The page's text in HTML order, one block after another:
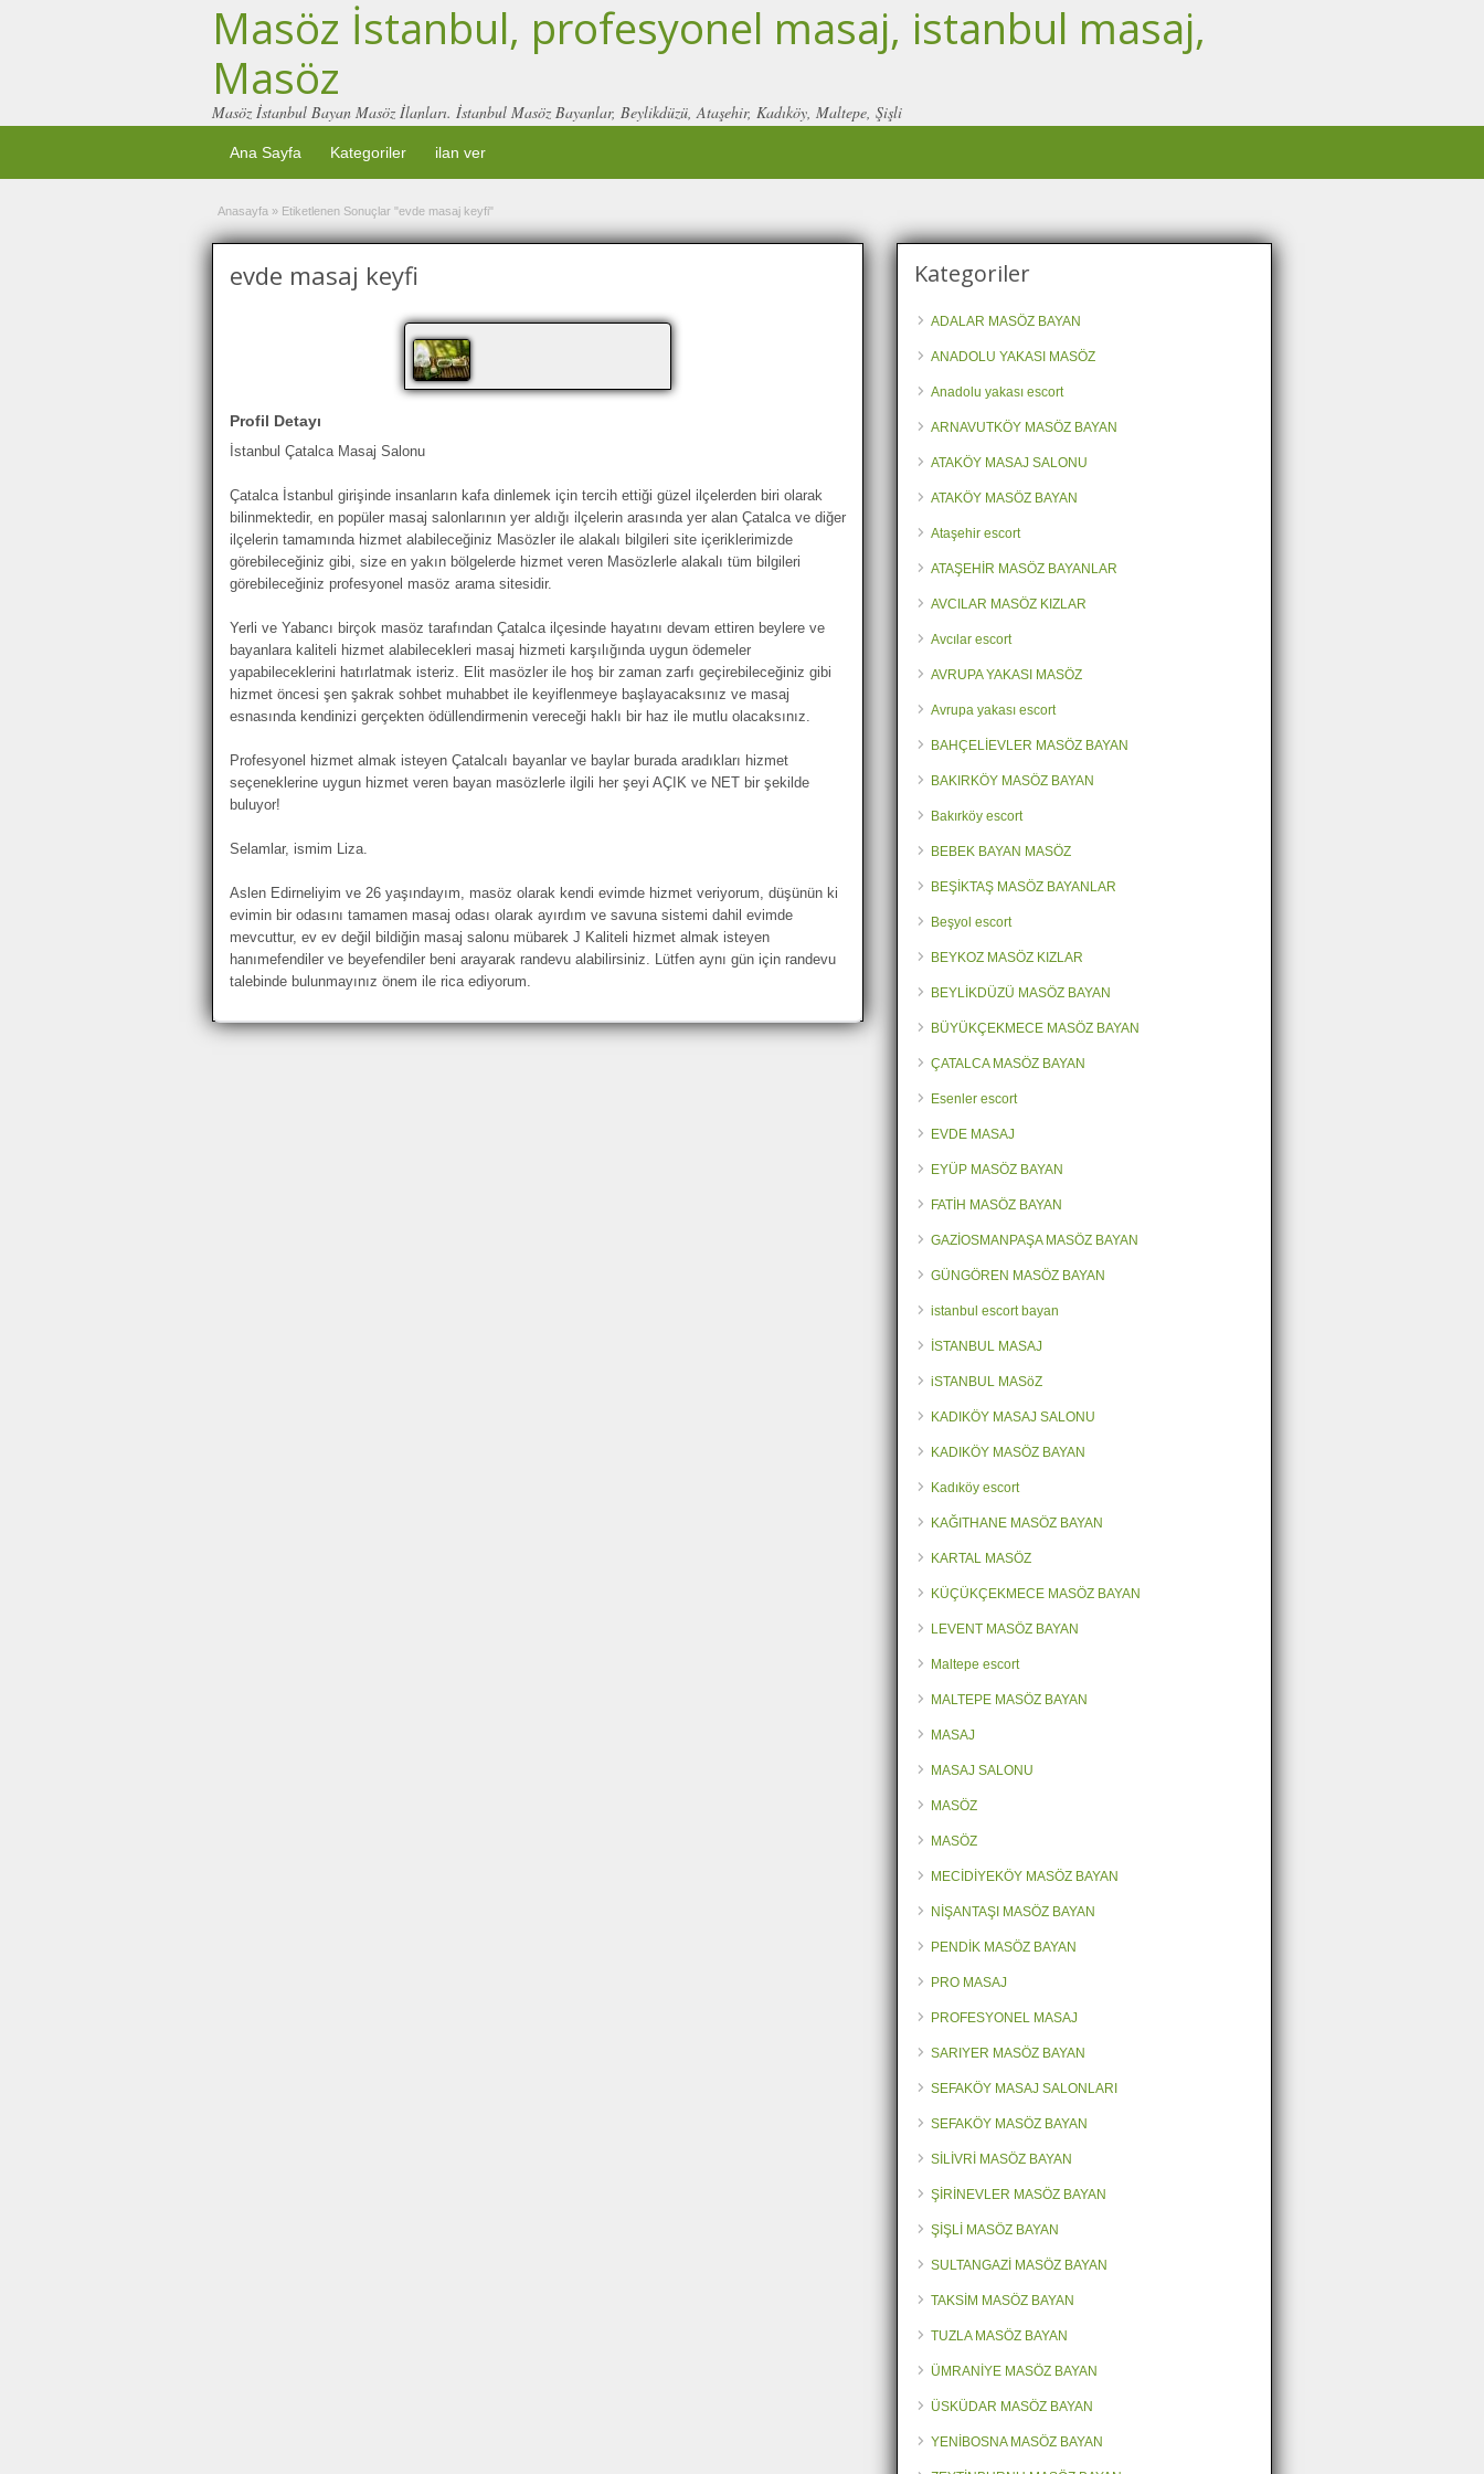
Masöz İstanbul, profesyonel masaj, istanbul masaj,
Masöz
Masöz İstanbul Bayan Masöz İlanları. İstanbul Masöz Bayanlar, Beylikdüzü, Ataşehir, Kadıköy, Maltepe, Şişli
Ana Sayfa Kategoriler ilan ver
Anasayfa » Etiketlenen Sonuçlar "evde masaj keyfi"
evde masaj keyfi
Profil Detayı
İstanbul Çatalca Masaj Salonu
Çatalca İstanbul girişinde insanların kafa dinlemek için tercih ettiği güzel ilçelerden biri olarak
bilinmektedir, en popüler masaj salonlarının yer aldığı ilçelerin arasında yer alan Çatalca ve diğer
ilçelerin tamamında hizmet alabileceğiniz Masözler ile alakalı bilgileri site içeriklerimizde
görebileceğiniz gibi, size en yakın bölgelerde hizmet veren Masözlerle alakalı tüm bilgileri
görebileceğiniz profesyonel masöz arama sitesidir.
Yerli ve Yabancı birçok masöz tarafından Çatalca ilçesinde hayatını devam ettiren beylere ve
bayanlara kaliteli hizmet alabilecekleri masaj hizmeti karşılığında uygun ödemeler
yapabileceklerini hatırlatmak isteriz. Elit masözler ile hoş bir zaman zarfı geçirebileceğiniz gibi
hizmet öncesi şen şakrak sohbet muhabbet ile keyiflenmeye başlayacaksınız ve masaj
esnasında kendinizi gerçekten ödüllendirmenin vereceği haklı bir haz ile mutlu olacaksınız.
Profesyonel hizmet almak isteyen Çatalcalı bayanlar ve baylar burada aradıkları hizmet
seçeneklerine uygun hizmet veren bayan masözlerle ilgili her şeyi AÇIK ve NET bir şekilde
buluyor!
Selamlar, ismim Liza.
Aslen Edirneliyim ve 26 yaşındayım, masöz olarak kendi evimde hizmet veriyorum, düşünün ki
evimin bir odasını tamamen masaj odası olarak ayırdım ve savuna sistemi dahil evimde
mevcuttur, ev ev değil bildiğin masaj salonu mübarek J Kaliteli hizmet almak isteyen
hanımefendiler ve beyefendiler beni arayarak randevu alabilirsiniz. Lütfen aynı gün için randevu
talebinde bulunmayınız önem ile rica ediyorum.
Kategoriler
ADALAR MASÖZ BAYAN
ANADOLU YAKASI MASÖZ
Anadolu yakası escort
ARNAVUTKÖY MASÖZ BAYAN
ATAKÖY MASAJ SALONU
ATAKÖY MASÖZ BAYAN
Ataşehir escort
ATAŞEHİR MASÖZ BAYANLAR
AVCILAR MASÖZ KIZLAR
Avcılar escort
AVRUPA YAKASI MASÖZ
Avrupa yakası escort
BAHÇELİEVLER MASÖZ BAYAN
BAKIRKÖY MASÖZ BAYAN
Bakırköy escort
BEBEK BAYAN MASÖZ
BEŞİKTAŞ MASÖZ BAYANLAR
Beşyol escort
BEYKOZ MASÖZ KIZLAR
BEYLİKDÜZÜ MASÖZ BAYAN
BÜYÜKÇEKMECE MASÖZ BAYAN
ÇATALCA MASÖZ BAYAN
Esenler escort
EVDE MASAJ
EYÜP MASÖZ BAYAN
FATİH MASÖZ BAYAN
GAZİOSMANPAŞA MASÖZ BAYAN
GÜNGÖREN MASÖZ BAYAN
istanbul escort bayan
İSTANBUL MASAJ
iSTANBUL MASöZ
KADIKÖY MASAJ SALONU
KADIKÖY MASÖZ BAYAN
Kadıköy escort
KAĞITHANE MASÖZ BAYAN
KARTAL MASÖZ
KÜÇÜKÇEKMECE MASÖZ BAYAN
LEVENT MASÖZ BAYAN
Maltepe escort
MALTEPE MASÖZ BAYAN
MASAJ
MASAJ SALONU
MASÖZ
MASÖZ
MECİDİYEKÖY MASÖZ BAYAN
NİŞANTAŞI MASÖZ BAYAN
PENDİK MASÖZ BAYAN
PRO MASAJ
PROFESYONEL MASAJ
SARIYER MASÖZ BAYAN
SEFAKÖY MASAJ SALONLARI
SEFAKÖY MASÖZ BAYAN
SİLİVRİ MASÖZ BAYAN
ŞİRİNEVLER MASÖZ BAYAN
ŞİŞLİ MASÖZ BAYAN
SULTANGAZİ MASÖZ BAYAN
TAKSİM MASÖZ BAYAN
TUZLA MASÖZ BAYAN
ÜMRANİYE MASÖZ BAYAN
ÜSKÜDAR MASÖZ BAYAN
YENİBOSNA MASÖZ BAYAN